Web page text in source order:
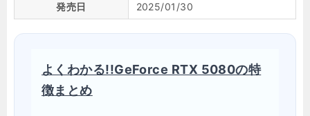
発売日 2025/01/30
よくわかる!!GeForce RTX 5080の特
徴まとめ